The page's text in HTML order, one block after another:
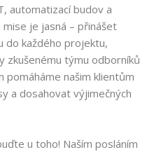
automatizací budov a
je jasná – přinášet
do každého projektu,
zkušenému týmu odborníků
pomáháme našim klientům
a dosahovat výjimečných
u toho! Naším posláním